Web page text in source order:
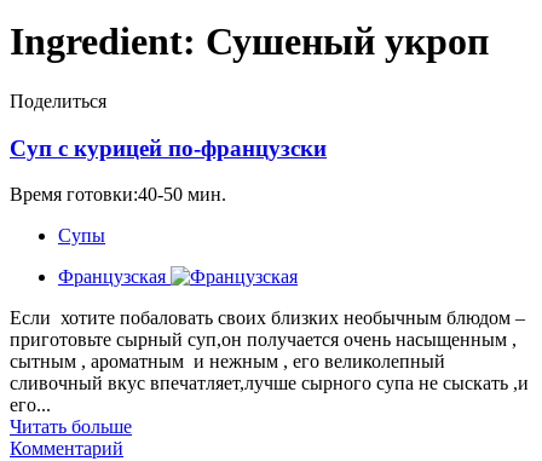
Ingredient: Сушеный укроп
Поделиться
Суп с курицей по-французски
Время готовки:40-50 мин.
Супы
Французская
Если хотите побаловать своих близких необычным блюдом –
приготовьте сырный суп,он получается очень насыщенным ,
сытным , ароматным и нежным , его великолепный
сливочный вкус впечатляет,лучше сырного супа не сыскать ,и
его...
Читать больше
Комментарий